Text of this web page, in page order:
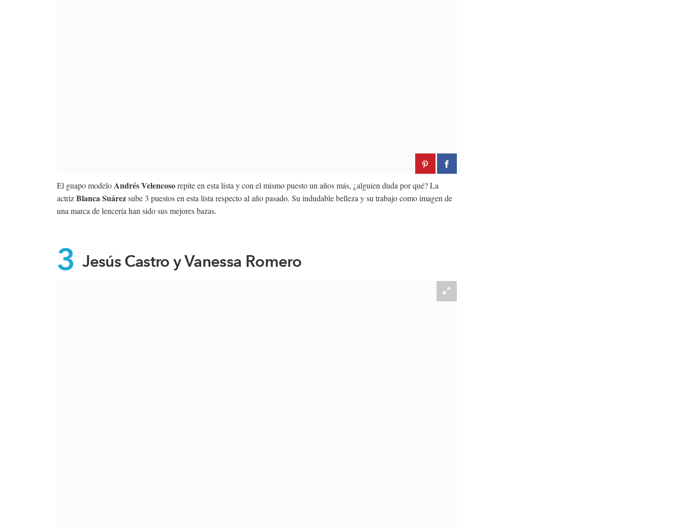
El guapo modelo Andrés Velencosorepite en esta lista y con el mismo puesto un años más, ¿alguien duda por qué? La
actrizBlanca Suárezsube 3 puestos en esta lista respecto al año pasado. Su indudable belleza y su trabajo como imagen de
una marca de lencería han sido sus mejores bazas.
3 Jesús Castro y Vanessa Romero